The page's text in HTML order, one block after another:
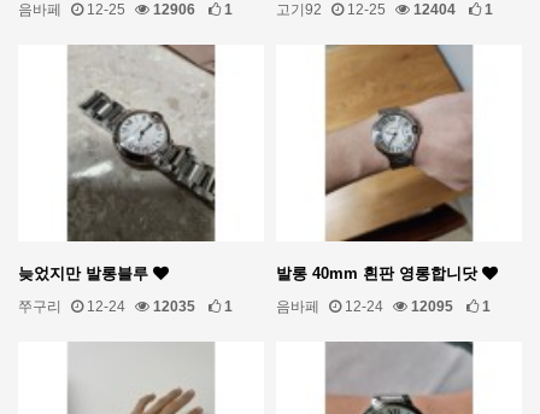
음바페 12-25 12906 1 고기92 12-25 12404 1
늦었지만 발롱블루
쭈구리 12-24 12035 1
발롱 40mm 흰판 영롱합니닷
음바페 12-24 12095 1